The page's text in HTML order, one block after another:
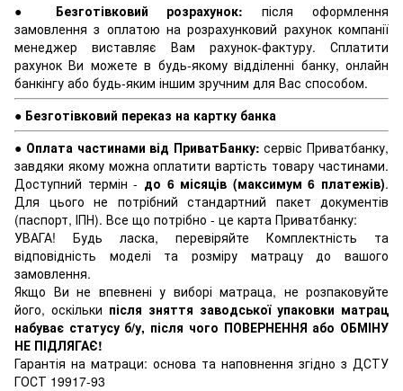
● Безготівковий розрахунок:після оформлення
замовлення з оплатою на розрахунковий рахунок компанії
менеджер виставляє Вам рахунок-фактуру. Сплатити
рахунок Ви можете в будь-якому відділенні банку, онлайн
банкінгу або будь-яким іншим зручним для Вас способом.
● Безготівковий переказ на картку банка
● Оплата частинами від ПриватБанку:сервіс Приватбанку,
завдяки якому можна оплатити вартість товару частинами.
Доступний термін - до 6 місяців (максимум 6 платежів).
Для цього не потрібний стандартний пакет документів
(паспорт, ІПН). Все що потрібно - це карта Приватбанку:
УВАГА! Будь ласка, перевіряйте Комплектність та
відповідність моделі та розміру матрацу до вашого
замовлення.
Якщо Ви не впевнені у виборі матраца, не розпаковуйте
його, оскільки після зняття заводської упаковки матрац
набуває статусу б/у, після чого ПОВЕРНЕННЯ або ОБМІНУ
НЕ ПІДЛЯГАЄ!
Гарантія на матраци: основа та наповнення згідно з ДСТУ
ГОСТ 19917-93